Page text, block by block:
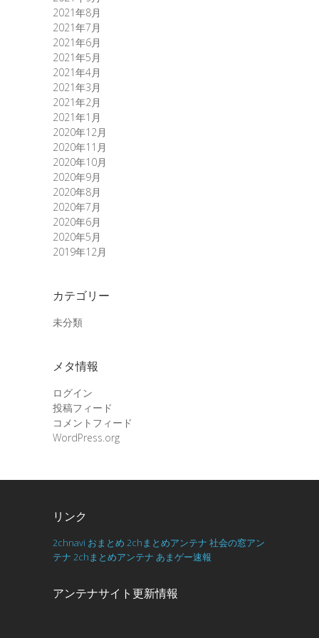
2021年8月
2021年7月
2021年6月
2021年5月
2021年4月
2021年3月
2021年2月
2021年1月
2020年12月
2020年11月
2020年10月
2020年9月
2020年8月
2020年7月
2020年6月
2020年5月
2019年12月
カテゴリー
未分類
メタ情報
ログイン
投稿フィード
コメントフィード
WordPress.org
リンク
2chnavi おまとめ 2chまとめアンテナ 社会の窓アン
テナ 2chまとめアンテナ あまゲー速報
アンテナサイト更新情報